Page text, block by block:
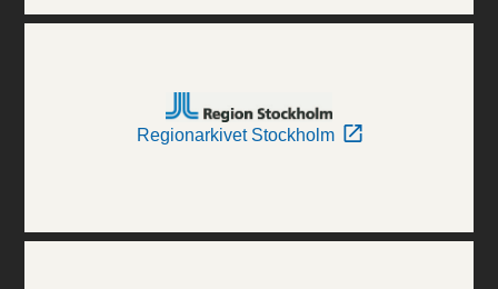
Regionarkivet Stockholm